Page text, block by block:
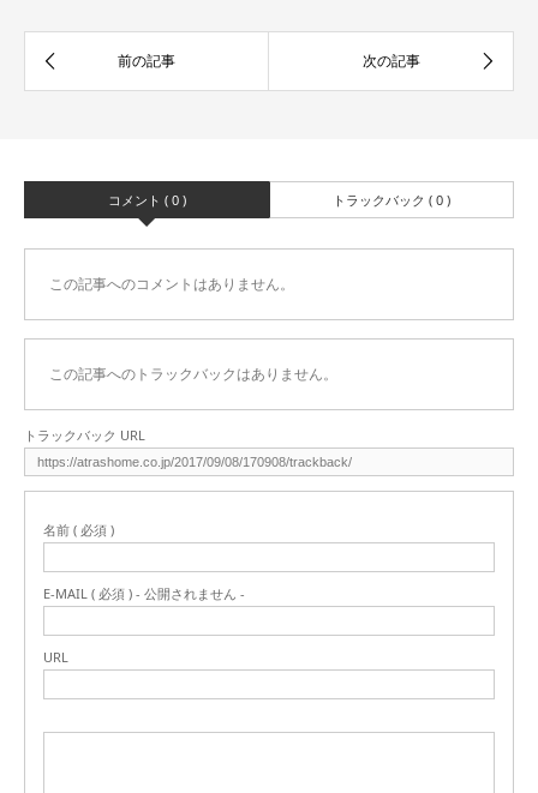
コメント ( 0 ) トラックバック ( 0 )
この記事へのコメントはありません。
この記事へのトラックバックはありません。
トラックバック URL
名前 ( 必須 )
E-MAIL ( 必須 ) - 公開されません -
URL